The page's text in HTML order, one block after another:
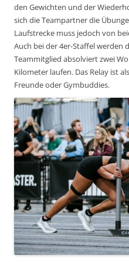
den Gewichten und der
sich die Teampartner die
Laufstrecke muss jedoch von
Auch bei der 4er-Staffel werden
Teammitglied absolviert zwei
Kilometer laufen. Das Relay ist
Freunde oder Gymbuddies.